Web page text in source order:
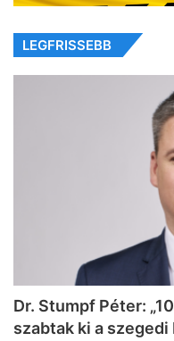
LEGFRISSEBB
Dr. Stumpf Péter:
szabtak ki a szegedi